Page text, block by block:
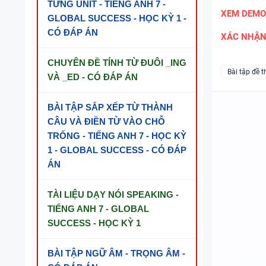
TỪNG UNIT - TIẾNG ANH 7 -
GLOBAL SUCCESS - HỌC KỲ 1 -
CÓ ĐÁP ÁN
CHUYÊN ĐỀ TÍNH TỪ ĐUÔI _ING
VÀ _ED - CÓ ĐÁP ÁN
BÀI TẬP SẮP XẾP TỪ THÀNH
CÂU VÀ ĐIỀN TỪ VÀO CHỖ
TRỐNG - TIẾNG ANH 7 - HỌC KỲ
1 - GLOBAL SUCCESS - CÓ ĐÁP
ÁN
TÀI LIỆU DẠY NÓI SPEAKING -
TIẾNG ANH 7 - GLOBAL
SUCCESS - HỌC KỲ 1
BÀI TẬP NGỮ ÂM - TRỌNG ÂM -
XEM DEMO
XÁC NHẬN
Bài tập đề